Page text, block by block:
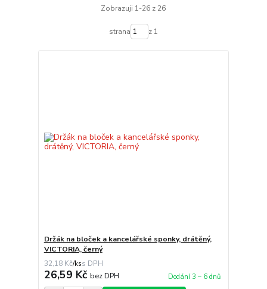
Zobrazuji 1-26 z 26
strana z 1
Držák na bloček a kancelářské sponky, drátěný,
VICTORIA, černý
32,18 Kč/ks
26,59 Kč bez DPH Dodání 3 – 6 dnů